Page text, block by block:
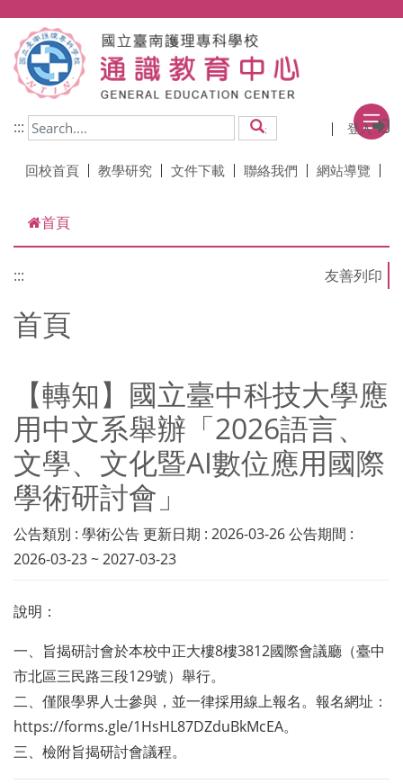
::: 搜尋 登入
回校首頁 教學研究 文件下載 聯絡我們 網站導覽
首頁
:::
首頁
【轉知】國立臺中科技大學應
用中文系舉辦「2026語言、
文學、文化暨AI數位應用國際
學術研討會」
公告類別 : 學術公告 更新日期 : 2026-03-26 公告期間 :
2026-03-23 ~ 2027-03-23
說明：
一、旨揭研討會於本校中正大樓8樓3812國際會議廳（臺中
市北區三民路三段129號）舉行。
二、僅限學界人士參與，並一律採用線上報名。報名網址：
https://forms.gle/1HsHL87DZduBkMcEA。
三、檢附旨揭研討會議程。